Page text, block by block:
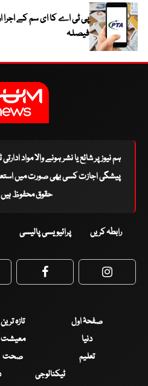
پی ٹی اے کا ای سم کے اجرا
فیصلہ
ہم نیوز پر شائع یا نشر ہونے والا مواد
پیشگی اجازت کسی بھی صورت میں
حقوق محفوظ ہیں ©
رابطہ کریں پرائیویسی پالیسی
Facebook
صفحۂ اول تازہ ترین
دنیا
معیشت
تعلیم
صحت
ٹیکنالوجی